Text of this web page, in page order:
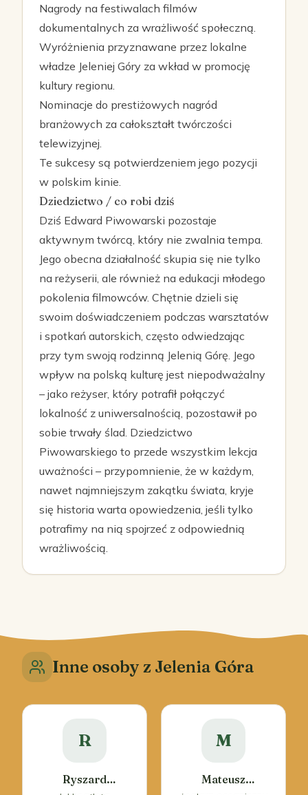
Nagrody na festiwalach filmów
dokumentalnych za wrażliwość społeczną.
Wyróżnienia przyznawane przez lokalne
władze Jeleniej Góry za wkład w promocję
kultury regionu.
Nominacje do prestiżowych nagród
branżowych za całokształt twórczości
telewizyjnej.
Te sukcesy są potwierdzeniem jego pozycji
w polskim kinie.
Dziedzictwo / co robi dziś
Dziś Edward Piwowarski pozostaje
aktywnym twórcą, który nie zwalnia tempa.
Jego obecna działalność skupia się nie tylko
na reżyserii, ale również na edukacji młodego
pokolenia filmowców. Chętnie dzieli się
swoim doświadczeniem podczas warsztatów
i spotkań autorskich, często odwiedzając
przy tym swoją rodzinną Jelenią Górę. Jego
wpływ na polską kulturę jest niepodważalny
– jako reżyser, który potrafił połączyć
lokalność z uniwersalnością, pozostawił po
sobie trwały ślad. Dziedzictwo
Piwowarskiego to przede wszystkim lekcja
uważności – przypomnienie, że w każdym,
nawet najmniejszym zakątku świata, kryje
się historia warta opowiedzenia, jeśli tylko
potrafimy na nią spojrzeć z odpowiednią
wrażliwością.
Inne osoby z Jelenia Góra
R
Ryszard
M
Mateusz